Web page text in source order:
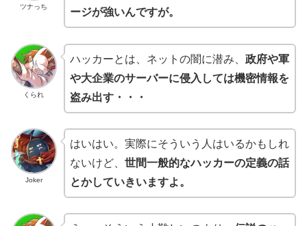
ツナっち
ージが強いんですが。
くられ
ハッカーとは、ネットの闇に潜み、 政府や軍
や大企業のサーバーに侵入しては機密情報を
盗み出す・・・
Joker
はいはい。実際にそういう人はいるかもしれ
ないけど、 世間一般的なハッカーの定義の話
とかしていきいますよ。